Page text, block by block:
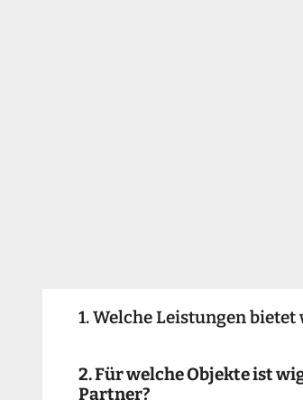
1. Welche Leistungen bietet
2. Für welche Objekte ist
Partner?